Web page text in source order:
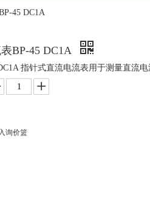
45 DC1A
BP-45 DC1A
指针式直流电流表用于测量直流
询价篮